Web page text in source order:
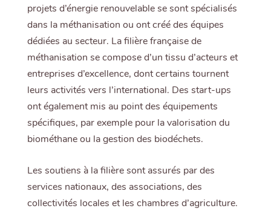
projets d’énergie renouvelable se sont spécialisés
dans la méthanisation ou ont créé des équipes
dédiées au secteur. La filière française de
méthanisation se compose d’un tissu d’acteurs et
entreprises d’excellence, dont certains tournent
leurs activités vers l’international. Des start-ups
ont également mis au point des équipements
spécifiques, par exemple pour la valorisation du
biométhane ou la gestion des biodéchets.
Les soutiens à la filière sont assurés par des
services nationaux, des associations, des
collectivités locales et les chambres d’agriculture.